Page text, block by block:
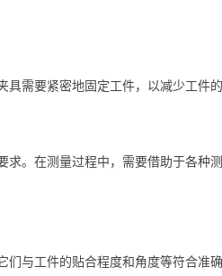
需要紧密地固定工件，以减少工件
。在测量过程中，需要借助于各种
与工件的贴合程度和角度等符合准